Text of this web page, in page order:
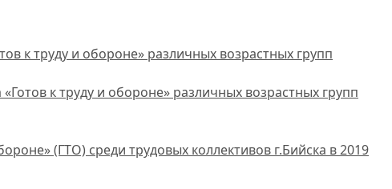
к труду и обороне» различных возрастных групп
к труду и обороне» различных возрастных групп
(ГТО) среди трудовых коллективов г.Бийска в 2019